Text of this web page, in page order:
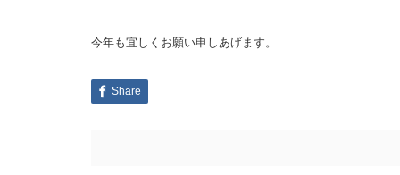
今年も宜しくお願い申しあげます。
Share